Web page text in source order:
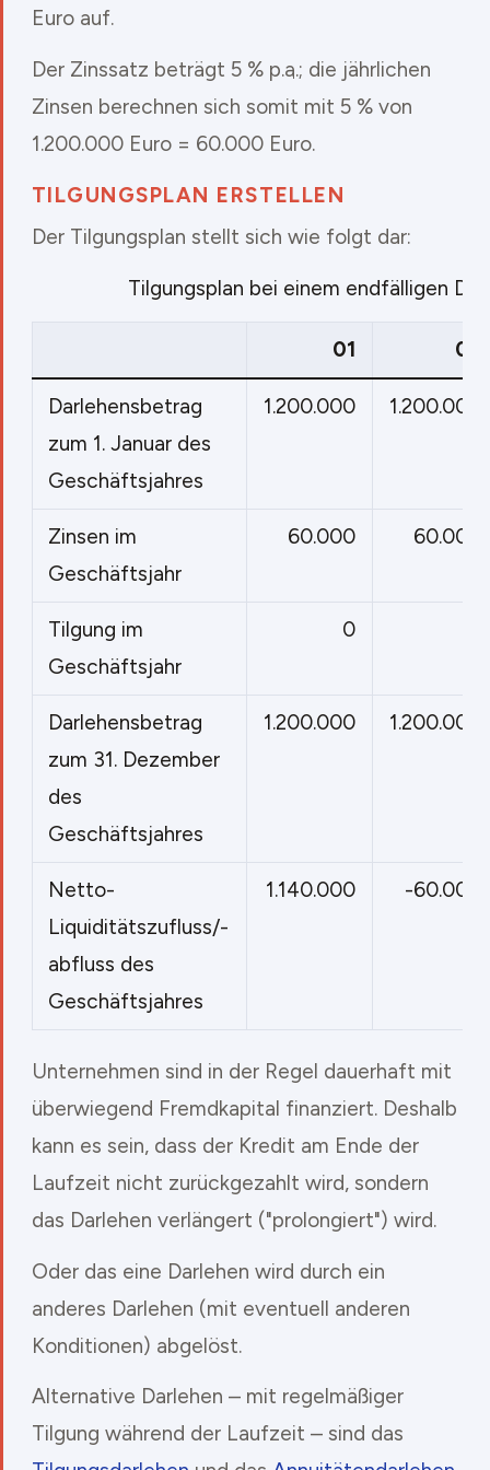
Euro auf.
Der Zinssatz beträgt 5 % p.a.; die jährlichen
Zinsen berechnen sich somit mit 5 % von
1.200.000 Euro = 60.000 Euro.
TILGUNGSPLAN ERSTELLEN
Der Tilgungsplan stellt sich wie folgt dar:
Tilgungsplan bei einem endfälligen
01 02
Darlehensbetrag
zum 1. Januar des
Geschäftsjahres
1.200.000 1.200.000
Zinsen im
Geschäftsjahr
60.000 60.000
Tilgung im
Geschäftsjahr
0
Darlehensbetrag
zum 31. Dezember
des
Geschäftsjahres
1.200.000 1.200.000
Netto-
Liquiditätszufluss/-
abfluss des
Geschäftsjahres
1.140.000 -60.000
Unternehmen sind in der Regel dauerhaft mit
überwiegend Fremdkapital finanziert. Deshalb
kann es sein, dass der Kredit am Ende der
Laufzeit nicht zurückgezahlt wird, sondern
das Darlehen verlängert ("prolongiert") wird.
Oder das eine Darlehen wird durch ein
anderes Darlehen (mit eventuell anderen
Konditionen) abgelöst.
Alternative Darlehen – mit regelmäßiger
Tilgung während der Laufzeit – sind das